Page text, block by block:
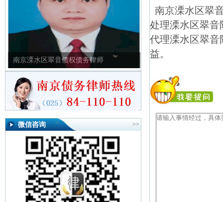
南京溧水区翠音债权债务律师
微信咨询 >>
南京溧水区翠
处理溧水区翠音
代理溧水区翠音
益。